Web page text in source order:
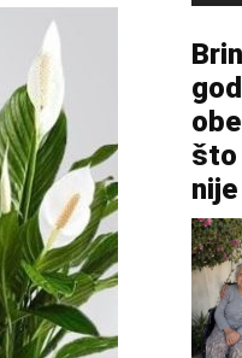
što